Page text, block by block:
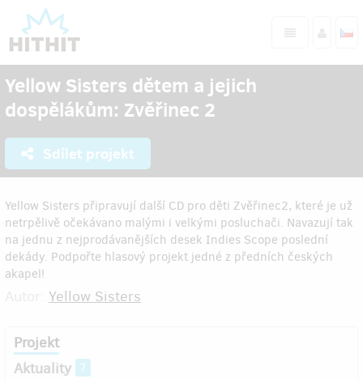
Yellow Sisters dětem a jejich
dospělákům: Zvěřinec 2
Sdílet projekt
Yellow Sisters připravují další CD pro děti Zvěřinec2, které je už
netrpělivě očekávano malými i velkými posluchači. Navazují tak
na jednu z nejprodávanějších desek Indies Scope poslední
dekády. Podpořte hlasový projekt jedné z předních českých
akapel!
Yellow Sisters
Projekt
Aktuality 7